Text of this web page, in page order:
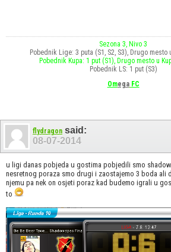
Sezona 3, Nivo 3
Pobednik Lige: 3 puta (S1, S2, S3), Drugo mesto
Pobednik Kupa: 1 put (S1), Drugo mesto u
Pobednik LS: 1 put (S3)
Omega FC
flydragon said:
08-07-2014
u ligi danas pobjeda u gostima pobjedili smo
nesretnog poraza smo drugi i zaostajemo 3 boda ali
njemu pa nek on osjeti poraz kad budemo igrali u
to